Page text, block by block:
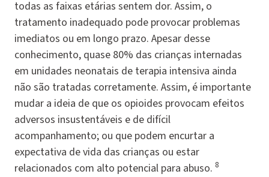
todas as faixas etárias sentem dor. Assim, o
tratamento inadequado pode provocar problemas
imediatos ou em longo prazo. Apesar desse
conhecimento, quase 80% das crianças internadas
em unidades neonatais de terapia intensiva ainda
não são tratadas corretamente. Assim, é importante
mudar a ideia de que os opioides provocam efeitos
adversos insustentáveis e de difícil
acompanhamento; ou que podem encurtar a
expectativa de vida das crianças ou estar
relacionados com alto potencial para abuso. 8